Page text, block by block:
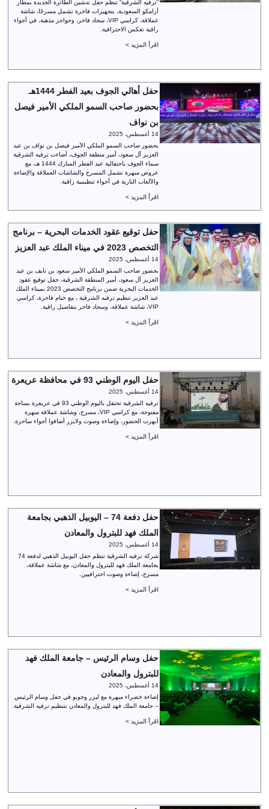
“ترفيه الشرقية” تنظم حفل تدشين الطائرة الجديدة بمطار
أرامكو السعودية، بتجهيزات فاخرة تشمل مسرحًا، شاشة
عملاقة، كراسي VIP، سجاد فاخر، وحواجز مذهبة، في أجواء
راقية تعكس الاحترافية.
اقرأ المزيد >
حفل أهالي الجوف بعيد الفطر 1444هـ
بحضور صاحب السمو الملكي الأمير فيصل
بن نواف
14 أغسطس، 2025
بحضور صاحب السمو الملكي الأمير فيصل بن نواف بن عبد
العزيز آل سعود، أمير منطقة الجوف، أضاءت ترفيه الشرقية
سماء الجوف باحتفالية عيد الفطر المبارك 1444 هـ، مع
عروض مبهرة تشمل المسرح والشاشات العملاقة والإضاءة
والألعاب النارية في أجواء تنظيمية راقية.
اقرأ المزيد >
حفل توقيع عقود الخدمات البحرية – برنامج
التخصص 2023 في ميناء الملك عبد العزيز
14 أغسطس، 2025
بحضور صاحب السمو الملكي الأمير سعود بن نايف بن عبد
العزيز آل سعود، أمير المنطقة الشرقية، حفل توقيع عقود
الخدمات البحرية ضمن برنامج التخصص 2023 بميناء الملك
عبد العزيز تنظيم ترفيه الشرقية ، مع خيام فاخرة، كراسي
VIP، شاشة عملاقة، وسجاد فاخر بتفاصيل راقية.
اقرأ المزيد >
حفل اليوم الوطني 93 في محافظة عريعرة
14 أغسطس، 2025
ترفيه الشرقية تحتفل باليوم الوطني 93 في عريعرة بساحة
مفتوحة، مع كراسي VIP، مسرح، وشاشة عملاقة مبهرة
أبهرت الحضور، وإضاءة وصوت ولايزر أضافوا أجواء ساحرة.
اقرأ المزيد >
حفل دفعة 74 – اليوبيل الذهبي بجامعة
الملك فهد للبترول والمعادن
14 أغسطس، 2025
شركة ترفيه الشرقية تنظم حفل اليوبيل الذهبي لدفعة 74
بجامعة الملك فهد للبترول والمعادن، مع شاشة عملاقة،
مسرح، إضاءة وصوت احترافيين.
اقرأ المزيد >
حفل وسام الرئيس – جامعة الملك فهد
للبترول والمعادن
14 أغسطس، 2025
إضاءة خضراء مبهرة مع ليزر وجوبو في حفل وسام الرئيس
– جامعة الملك فهد للبترول والمعادن بتنظيم ترفيه الشرقية.
اقرأ المزيد >